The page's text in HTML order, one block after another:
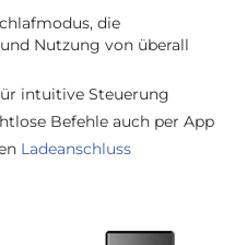
die
Nutzung von überall
intuitive Steuerung
Befehle auch per App
Ladeanschluss